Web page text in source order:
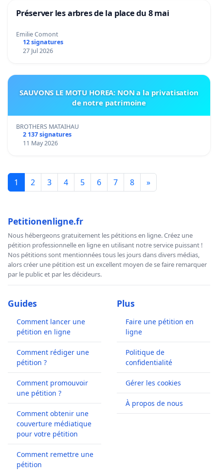
Préserver les arbres de la place du 8 mai
Emilie Comont
12 signatures
27 Jul 2026
SAUVONS LE MOTU HOREA: NON a la privatisation
de notre patrimoine
BROTHERS MATAIHAU
2 137 signatures
11 May 2026
1 2 3 4 5 6 7 8 »
Petitionenligne.fr
Nous hébergeons gratuitement les pétitions en ligne. Créez une
pétition professionnelle en ligne en utilisant notre service puissant !
Nos pétitions sont mentionnées tous les jours dans divers médias,
alors créer une pétition est un excellent moyen de se faire remarquer
par le public et par les décideurs.
Guides
Comment lancer une
pétition en ligne
Comment rédiger une
pétition ?
Comment promouvoir
une pétition ?
Comment obtenir une
couverture médiatique
pour votre pétition
Comment remettre une
pétition
Plus
Faire une pétition en
ligne
Politique de
confidentialité
Gérer les cookies
À propos de nous